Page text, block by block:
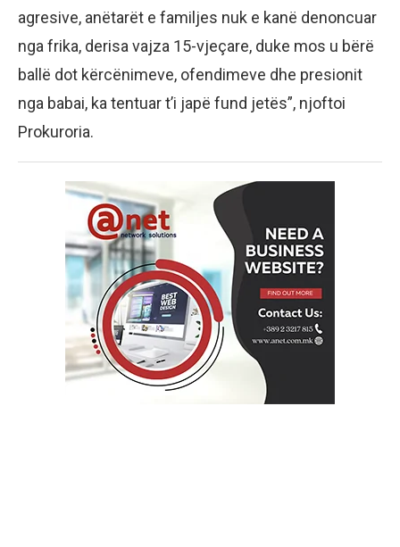
agresive, anëtarët e familjes nuk e kanë denoncuar
nga frika, derisa vajza 15-vjeçare, duke mos u bërë
ballë dot kërcënimeve, ofendimeve dhe presionit
nga babai, ka tentuar t’i japë fund jetës”, njoftoi
Prokuroria.